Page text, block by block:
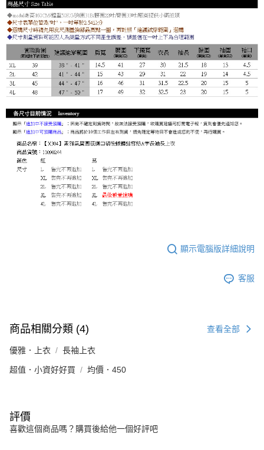
顯示電腦版詳細說明
客服
商品相關分類 (4) 查看全部
優雅．上衣 長袖上衣
超值．小資好好買 均價．450
評價
喜歡這個商品嗎？購買後給他一個好評吧